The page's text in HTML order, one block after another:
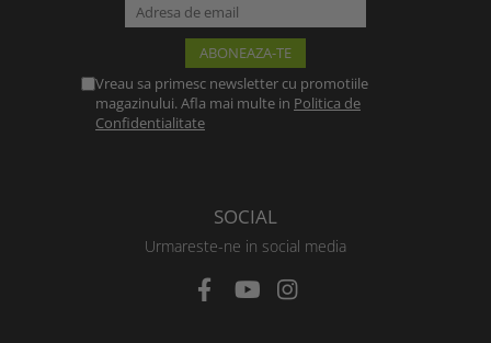
Vreau sa primesc newsletter cu promotiile
magazinului. Afla mai multe in Politica de
Confidentialitate
SOCIAL
Urmareste-ne in social media